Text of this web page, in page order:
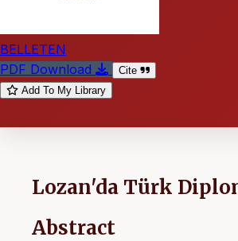
BELLETEN
PDF Download
Cite
Add To My Library
Lozan'da Türk
Abstract